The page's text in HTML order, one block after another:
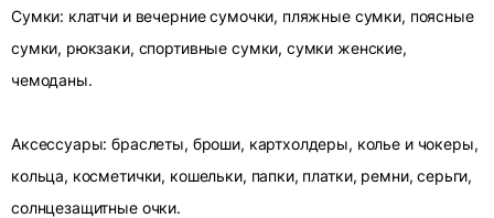
Сумки: клатчи и вечерние сумочки, пляжные сумки, поясные
сумки, рюкзаки, спортивные сумки, сумки женские,
чемоданы.
Аксессуары: браслеты, броши, картхолдеры, колье и чокеры,
кольца, косметички, кошельки, папки, платки, ремни, серьги,
солнцезащитные очки.